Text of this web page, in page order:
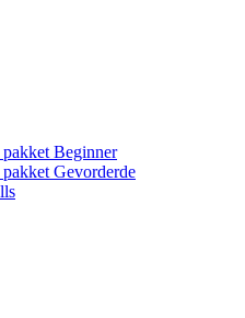
Beginner
Gevorderde